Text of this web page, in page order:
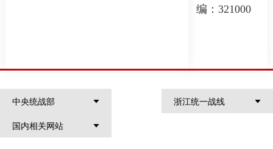
编：321000
中央统战部
浙江统一战线
国内相关网站